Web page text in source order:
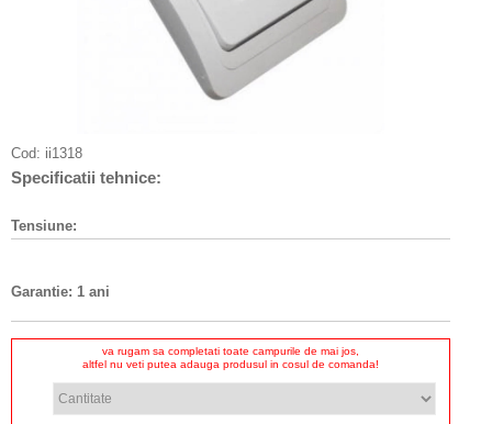
Cod: ii1318
Specificatii tehnice:
Tensiune:
Garantie: 1 ani
va rugam sa completati toate campurile de mai jos,
altfel nu veti putea adauga produsul in cosul de comanda!